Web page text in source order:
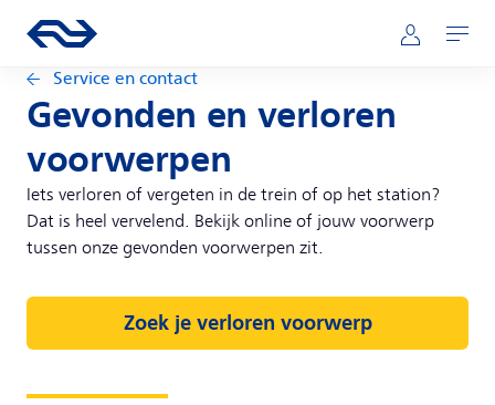
Hoofdnavigatie
Ga naar de homepage van ns.nl Mijn NS
Openen
Service en contact
Gevonden en verloren
voorwerpen
Iets verloren of vergeten in de trein of op het station?
Dat is heel vervelend. Bekijk online of jouw voorwerp
tussen onze gevonden voorwerpen zit.
Zoek je verloren voorwerp